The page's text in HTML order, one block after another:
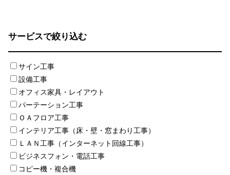
サービスで絞り込む
サイン工事
設備工事
オフィス家具・レイアウト
パーテーション工事
ＯＡフロア工事
インテリア工事（床・壁・窓まわり工事）
ＬＡＮ工事（インターネット回線工事）
ビジネスフォン・電話工事
コピー機・複合機